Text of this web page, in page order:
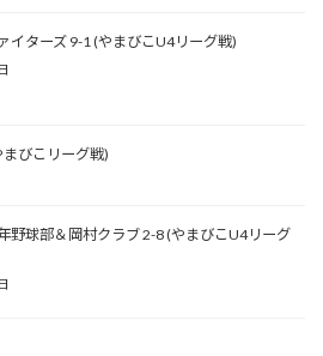
イターズ 9-1 (やまびこU4リーグ戦)
びこリーグ戦)
野球部＆岡村クラブ 2-8 (やまびこU4リーグ